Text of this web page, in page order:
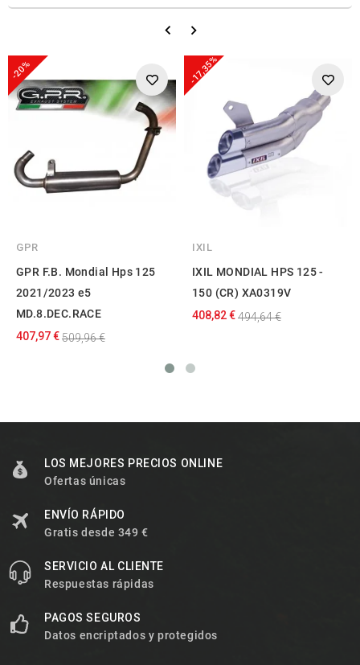
-20%
GPR
GPR F.B. Mondial Hps 125
2021/2023 e5
MD.8.DEC.RACE
407,97 €509,96 €
-17,35%
IXIL
IXIL MONDIAL HPS 125 -
150 (CR) XA0319V
408,82 €494,64 €
LOS MEJORES PRECIOS ONLINE
Ofertas únicas
ENVÍO RÁPIDO
Gratis desde 349 €
SERVICIO AL CLIENTE
Respuestas rápidas
PAGOS SEGUROS
Datos encriptados y protegidos